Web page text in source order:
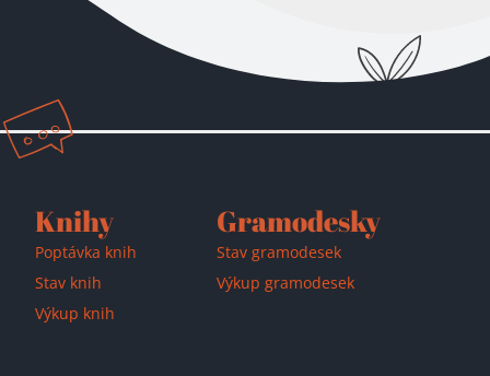
Přidáno do košíku!
Knihy
Poptávka knih
Stav knih
Výkup knih
Gramodesky
Stav gramodesek
Výkup gramodesek